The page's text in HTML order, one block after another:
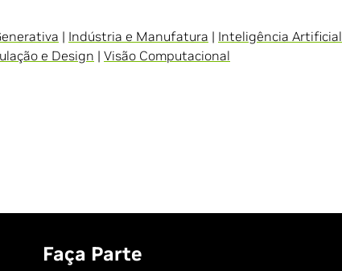
| Indústria e Manufatura | Inteligência Artificial
e Design | Visão Computacional
Faça Parte